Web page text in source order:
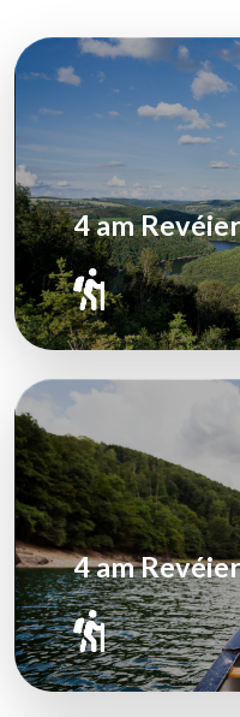
4 am
4 am